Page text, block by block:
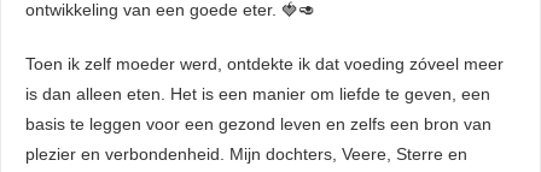
ontwikkeling van een goede eter. 🍓🥑
Toen ik zelf moeder werd, ontdekte ik dat voeding zóveel meer
is dan alleen eten. Het is een manier om liefde te geven, een
basis te leggen voor een gezond leven en zelfs een bron van
plezier en verbondenheid. Mijn dochters, Veere, Sterre en